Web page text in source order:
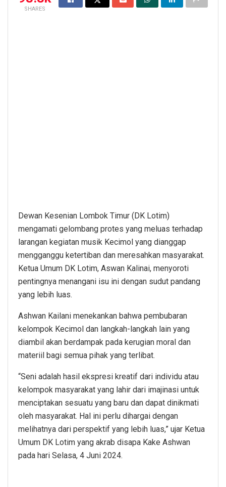
SHARES
Dewan Kesenian Lombok Timur (DK Lotim)
mengamati gelombang protes yang meluas terhadap
larangan kegiatan musik Kecimol yang dianggap
mengganggu ketertiban dan meresahkan masyarakat.
Ketua Umum DK Lotim, Aswan Kalinai, menyoroti
pentingnya menangani isu ini dengan sudut pandang
yang lebih luas.
Ashwan Kailani menekankan bahwa pembubaran
kelompok Kecimol dan langkah-langkah lain yang
diambil akan berdampak pada kerugian moral dan
materiil bagi semua pihak yang terlibat.
“Seni adalah hasil ekspresi kreatif dari individu atau
kelompok masyarakat yang lahir dari imajinasi untuk
menciptakan sesuatu yang baru dan dapat dinikmati
oleh masyarakat. Hal ini perlu dihargai dengan
melihatnya dari perspektif yang lebih luas,” ujar Ketua
Umum DK Lotim yang akrab disapa Kake Ashwan
pada hari Selasa, 4 Juni 2024.